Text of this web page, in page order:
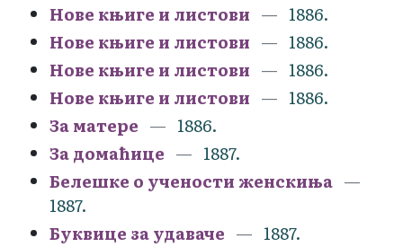
Нове књиге и листови
1886.
Нове књиге и листови
1886.
Нове књиге и листови
1886.
Нове књиге и листови
1886.
За матере
1886.
За домаћице
1887.
Белешке о учености женскиња
1887.
Буквице за удаваче
1887.